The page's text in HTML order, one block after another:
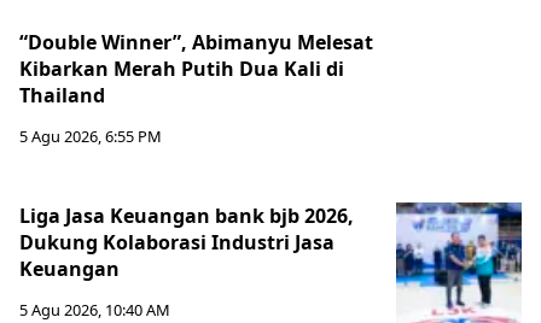
“Double Winner”, Abimanyu Melesat
Kibarkan Merah Putih Dua Kali di
Thailand
5 Agu 2026, 6:55 PM
Liga Jasa Keuangan bank bjb 2026,
Dukung Kolaborasi Industri Jasa
Keuangan
5 Agu 2026, 10:40 AM